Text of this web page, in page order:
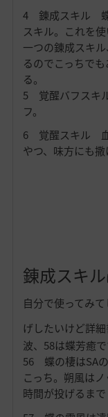
4 錬成スキル 蝶
スキル。これを
一つの錬成スキ
るのでこっちで
る。
5 覚醒バフスキ
フ。
6 覚醒スキル 血
やつ、味方にも撒
錬成スキル
自分で使ってみ
げしたいけど詳細
波、58は蝶芳癒で
56 蝶の棲はSA
こっち。朔風は
時間が投げるまで